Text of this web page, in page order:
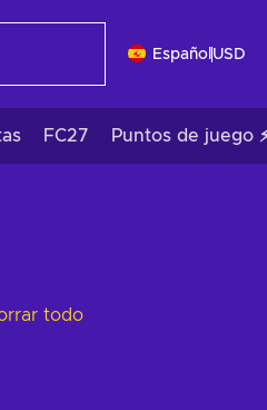
Español USD
FC27 Puntos de juego
todo